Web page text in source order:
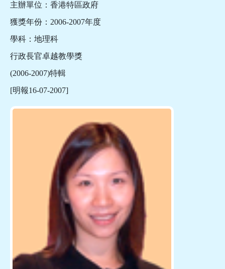
主辦單位：香港特區政府
獲獎年份：2006-2007年度
學科：地理科
行政長官卓越教學獎
(2006-2007)特輯
[明報16-07-2007]